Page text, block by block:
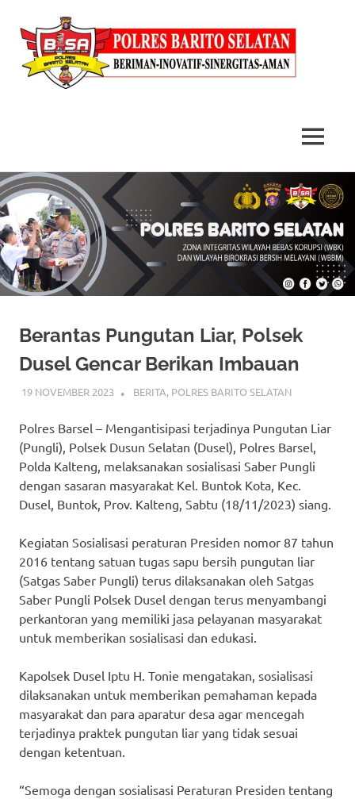
Skip
to
content
MENU
Berantas Pungutan Liar, Polsek
Dusel Gencar Berikan Imbauan
19 NOVEMBER 2023 ADMIN_POLRESBARSEL
BERITA, POLRES BARITO SELATAN
Polres Barsel – Mengantisipasi terjadinya Pungutan Liar
(Pungli), Polsek Dusun Selatan (Dusel), Polres Barsel,
Polda Kalteng, melaksanakan sosialisasi Saber Pungli
dengan sasaran masyarakat Kel. Buntok Kota, Kec.
Dusel, Buntok, Prov. Kalteng, Sabtu (18/11/2023) siang.
Kegiatan Sosialisasi peraturan Presiden nomor 87 tahun
2016 tentang satuan tugas sapu bersih pungutan liar
(Satgas Saber Pungli) terus dilaksanakan oleh Satgas
Saber Pungli Polsek Dusel dengan terus menyambangi
perkantoran yang memiliki jasa pelayanan masyarakat
untuk memberikan sosialisasi dan edukasi.
Kapolsek Dusel Iptu H. Tonie mengatakan, sosialisasi
dilaksanakan untuk memberikan pemahaman kepada
masyarakat dan para aparatur desa agar mencegah
terjadinya praktek pungutan liar yang tidak sesuai
dengan ketentuan.
“Semoga dengan sosialisasi Peraturan Presiden tentang